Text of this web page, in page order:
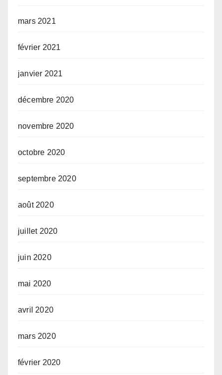
mars 2021
février 2021
janvier 2021
décembre 2020
novembre 2020
octobre 2020
septembre 2020
août 2020
juillet 2020
juin 2020
mai 2020
avril 2020
mars 2020
février 2020